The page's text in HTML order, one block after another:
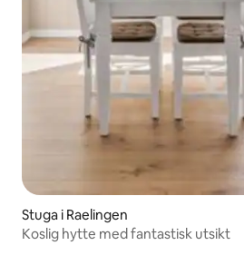
Stuga i Raelingen
Koslig hytte med fantastisk utsikt